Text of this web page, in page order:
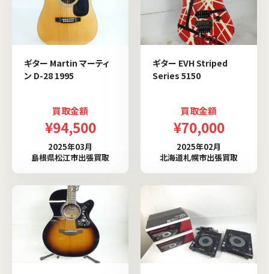
ギター Martin マーティ
ン D-28 1995
買取金額
¥94,500
2025年03月
島根県松江市出張買取
ギター EVH Striped
Series 5150
買取金額
¥70,000
2025年02月
北海道札幌市出張買取